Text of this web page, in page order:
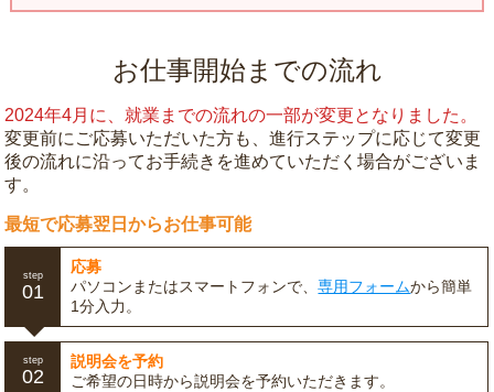
お仕事開始までの流れ
2024年4月に、就業までの流れの一部が変更となりました。
変更前にご応募いただいた方も、進行ステップに応じて変更
後の流れに沿ってお手続きを進めていただく場合がございま
す。
最短で応募翌日からお仕事可能
step
01
応募
パソコンまたはスマートフォンで、専用フォームから簡単
1分入力。
step
02
説明会を予約
ご希望の日時から説明会を予約いただきます。